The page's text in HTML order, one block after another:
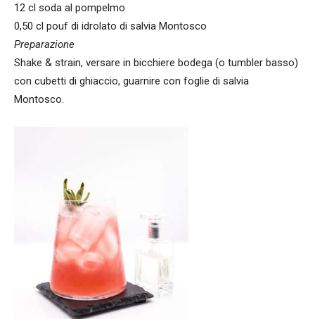
12 cl soda al pompelmo
0,50 cl pouf di idrolato di salvia Montosco
Preparazione
Shake & strain, versare in bicchiere bodega (o tumbler basso)
con cubetti di ghiaccio, guarnire con foglie di salvia
Montosco.